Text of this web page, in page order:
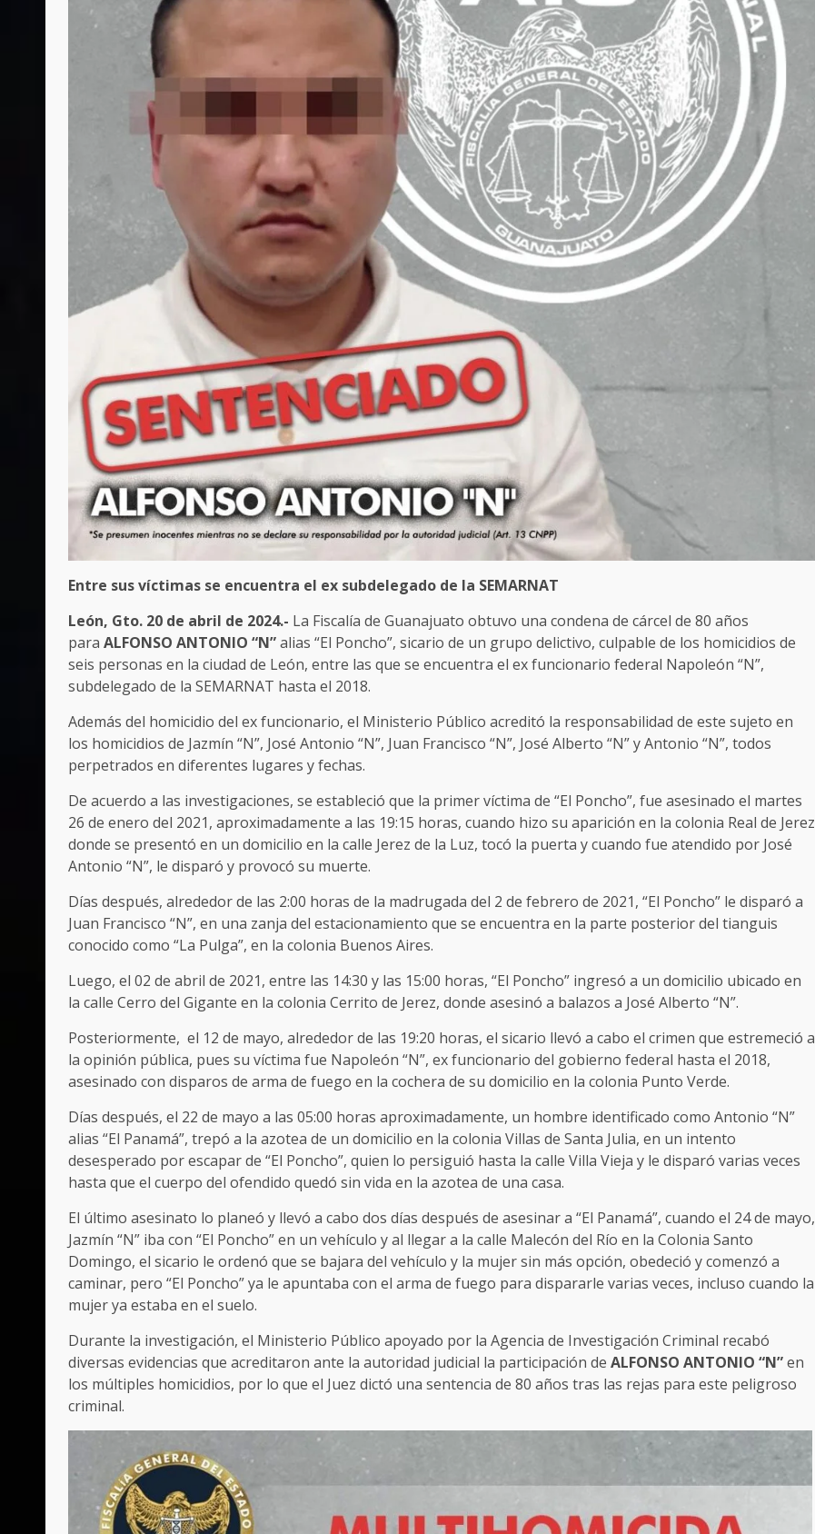
Entre sus víctimas se encuentra el ex subdelegado de la SEMARNAT
León, Gto. 20 de abril de 2024.- La Fiscalía de Guanajuato obtuvo una condena de cárcel de 80 años
para ALFONSO ANTONIO “N”alias “El Poncho”, sicario de un grupo delictivo, culpable de los homicidios de
seis personas en la ciudad de León, entre las que se encuentra el ex funcionario federal Napoleón “N”,
subdelegado de la SEMARNAT hasta el 2018.
Además del homicidio del ex funcionario, el Ministerio Público acreditó la responsabilidad de este sujeto en
los homicidios de Jazmín “N”, José Antonio “N”, Juan Francisco “N”, José Alberto “N” y Antonio “N”, todos
perpetrados en diferentes lugares y fechas.
De acuerdo a las investigaciones, se estableció que la primer víctima de “El Poncho”, fue asesinado el martes
26 de enero del 2021, aproximadamente a las 19:15 horas, cuando hizo su aparición en la colonia Real de Jerez
donde se presentó en un domicilio en la calle Jerez de la Luz, tocó la puerta y cuando fue atendido por José
Antonio “N”, le disparó y provocó su muerte.
Días después, alrededor de las 2:00 horas de la madrugada del 2 de febrero de 2021, “El Poncho” le disparó a
Juan Francisco “N”, en una zanja del estacionamiento que se encuentra en la parte posterior del tianguis
conocido como “La Pulga”, en la colonia Buenos Aires.
Luego, el 02 de abril de 2021, entre las 14:30 y las 15:00 horas, “El Poncho” ingresó a un domicilio ubicado en
la calle Cerro del Gigante en la colonia Cerrito de Jerez, donde asesinó a balazos a José Alberto “N”.
Posteriormente, el 12 de mayo, alrededor de las 19:20 horas, el sicario llevó a cabo el crimen que estremeció a
la opinión pública, pues su víctima fue Napoleón “N”, ex funcionario del gobierno federal hasta el 2018,
asesinado con disparos de arma de fuego en la cochera de su domicilio en la colonia Punto Verde.
Días después, el 22 de mayo a las 05:00 horas aproximadamente, un hombre identificado como Antonio “N”
alias “El Panamá”, trepó a la azotea de un domicilio en la colonia Villas de Santa Julia, en un intento
desesperado por escapar de “El Poncho”, quien lo persiguió hasta la calle Villa Vieja y le disparó varias veces
hasta que el cuerpo del ofendido quedó sin vida en la azotea de una casa.
El último asesinato lo planeó y llevó a cabo dos días después de asesinar a “El Panamá”, cuando el 24 de mayo,
Jazmín “N” iba con “El Poncho” en un vehículo y al llegar a la calle Malecón del Río en la Colonia Santo
Domingo, el sicario le ordenó que se bajara del vehículo y la mujer sin más opción, obedeció y comenzó a
caminar, pero “El Poncho” ya le apuntaba con el arma de fuego para dispararle varias veces, incluso cuando la
mujer ya estaba en el suelo.
Durante la investigación, el Ministerio Público apoyado por la Agencia de Investigación Criminal recabó
diversas evidencias que acreditaron ante la autoridad judicial la participación de ALFONSO ANTONIO “N”en
los múltiples homicidios, por lo que el Juez dictó una sentencia de 80 años tras las rejas para este peligroso
criminal.